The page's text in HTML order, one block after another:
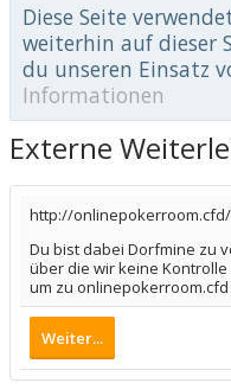
Diese Seite
weiterhin auf dieser
du unseren Einsatz
Informationen
Externe
http://onlinepokerroom.cfd/
Du bist dabei Dorfmine zu
über die wir keine
um zu
Weiter...